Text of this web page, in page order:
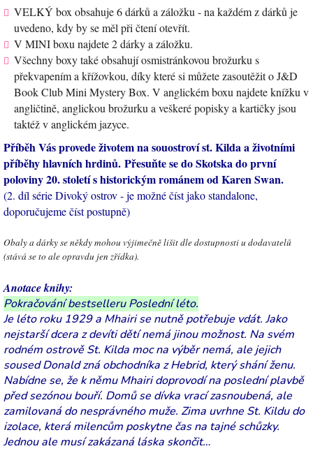
VELKÝ box obsahuje 6 dárků a záložku - na každém z dárků je
uvedeno, kdy by se měl při čtení otevřít.
V MINI boxu najdete 2 dárky a záložku.
Všechny boxy také obsahují osmistránkovou brožurku s
překvapením a křížovkou, díky které si můžete zasoutěžit o J&D
Book Club Mini Mystery Box. V anglickém boxu najdete knížku v
angličtině, anglickou brožurku a veškeré popisky a kartičky jsou
taktéž v anglickém jazyce.
Příběh Vás provede životem na souostroví st. Kilda a životními
příběhy hlavních hrdinů. Přesuňte se do Skotska do první
poloviny 20. století s historickým románem od Karen Swan.
(2. díl série Divoký ostrov - je možné číst jako standalone,
doporučujeme číst postupně)
Obaly a dárky se někdy mohou výjimečně lišit dle dostupnosti u dodavatelů
(stává se to ale opravdu jen zřídka).
Anotace knihy:
Pokračování bestselleru Poslední léto.
Je léto roku 1929 a Mhairi se nutně potřebuje vdát. Jako
nejstarší dcera z devíti dětí nemá jinou možnost. Na svém
rodném ostrově St. Kilda moc na výběr nemá, ale jejich
soused Donald zná obchodníka z Hebrid, který shání ženu.
Nabídne se, že k němu Mhairi doprovodí na poslední plavbě
před sezónou bouří. Domů se dívka vrací zasnoubená, ale
zamilovaná do nesprávného muže. Zima uvrhne St. Kildu do
izolace, která milencům poskytne čas na tajné schůzky.
Jednou ale musí zakázaná láska skončit…